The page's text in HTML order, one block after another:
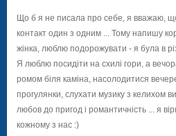
Що б я не писала про себе, я вважаю,
контакт один з одним ... Тому напишу
жінка, люблю подорожувати - я була в
Я люблю посидіти на схилі гори, а
ромом біля каміна, насолодитися
прогулянки, слухати музику з келихом
любов до пригод і романтичність ... я
кожному з нас :)